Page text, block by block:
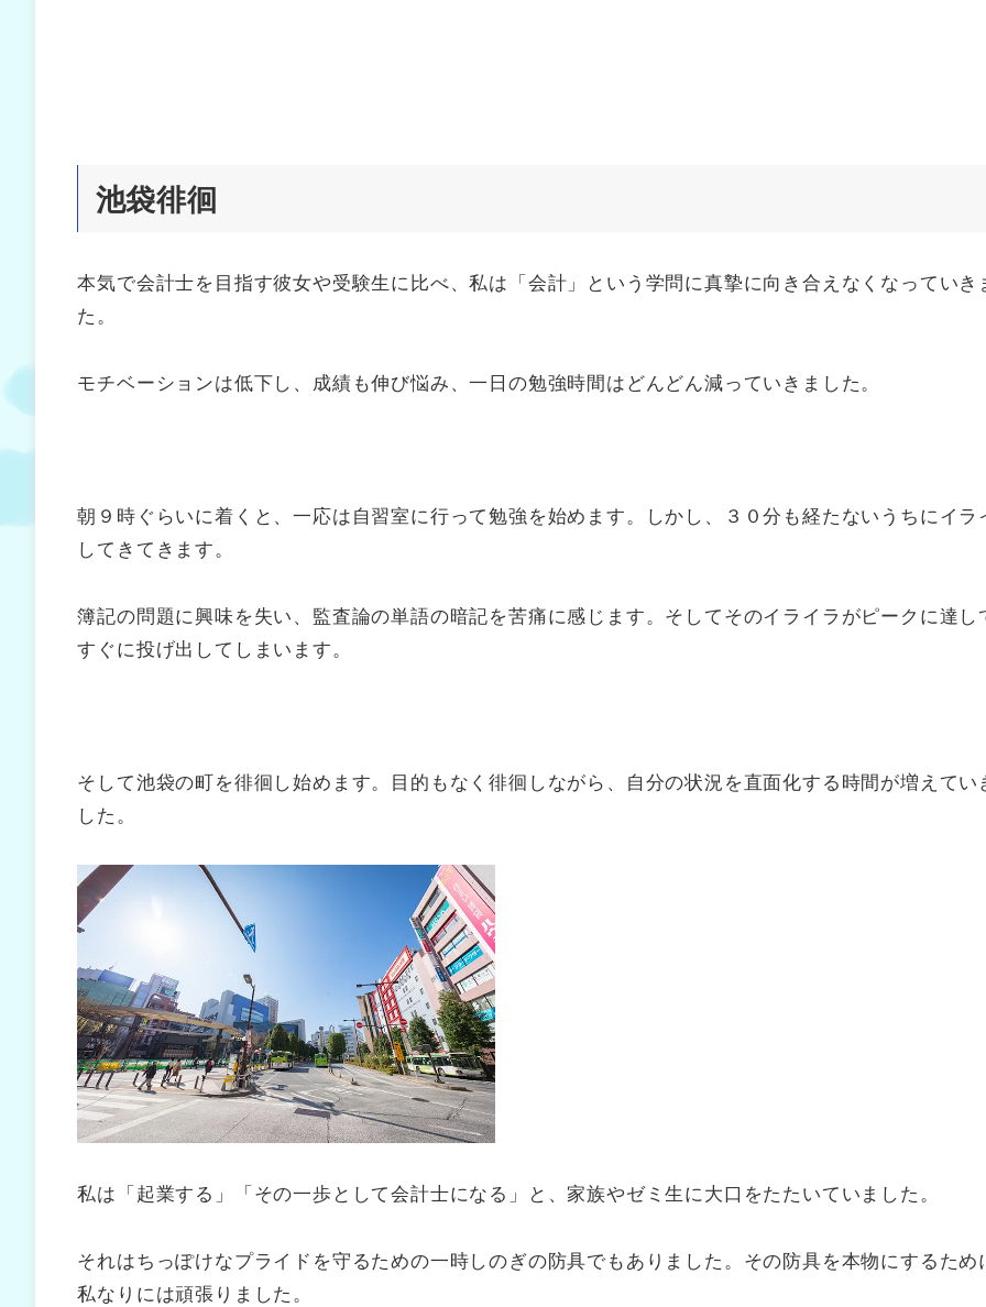
池袋徘徊
本気で会計士を目指す彼女や受験生に比べ、私は「会計」という学問に真摯に向き合えなくなっていき
た。
モチベーションは低下し、成績も伸び悩み、一日の勉強時間はどんどん減っていきました。
朝９時ぐらいに着くと、一応は自習室に行って勉強を始めます。しかし、３０分も経たないうちにイラ
してきてきます。
簿記の問題に興味を失い、監査論の単語の暗記を苦痛に感じます。そしてそのイライラがピークに達し
すぐに投げ出してしまいます。
そして池袋の町を徘徊し始めます。目的もなく徘徊しながら、自分の状況を直面化する時間が増えてい
した。
私は「起業する」「その一歩として会計士になる」と、家族やゼミ生に大口をたたいていました。
それはちっぽけなプライドを守るための一時しのぎの防具でもありました。その防具を本物にするため
私なりには頑張りました。